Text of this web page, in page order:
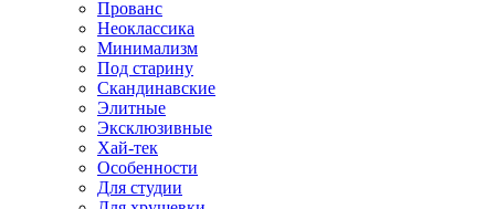
Прованс
Неоклассика
Минимализм
Под старину
Скандинавские
Элитные
Эксклюзивные
Хай-тек
Особенности
Для студии